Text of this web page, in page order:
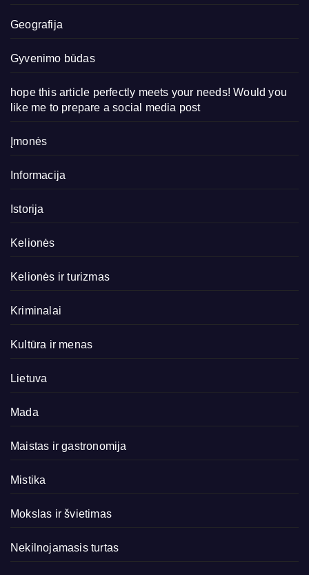
Geografija
Gyvenimo būdas
hope this article perfectly meets your needs! Would you
like me to prepare a social media post
Įmonės
Informacija
Istorija
Kelionės
Kelionės ir turizmas
Kriminalai
Kultūra ir menas
Lietuva
Mada
Maistas ir gastronomija
Mistika
Mokslas ir švietimas
Nekilnojamasis turtas